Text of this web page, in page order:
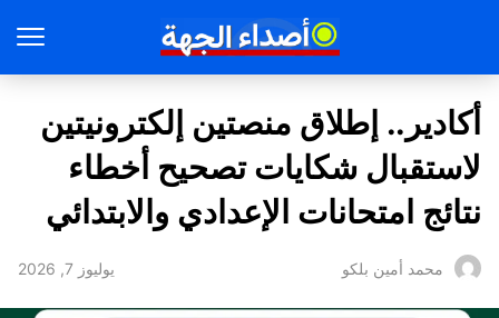
أكادير.. إطلاق منصتين إلكترونيتين
لاستقبال شكايات تصحيح أخطاء
نتائج امتحانات الإعدادي والابتدائي
محمد أمين بلكو يوليوز 7, 2026